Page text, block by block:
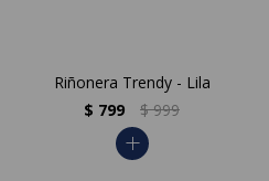
Riñonera Trendy - Lila
$ 799 $ 999
add